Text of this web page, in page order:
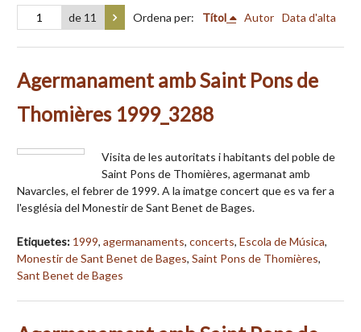
de 11 Ordena per: Títol Autor Data d'alta
Agermanament amb Saint Pons de
Thomières 1999_3288
Visita de les autoritats i habitants del poble de
Saint Pons de Thomières, agermanat amb
Navarcles, el febrer de 1999. A la imatge concert que es va fer a
l'església del Monestir de Sant Benet de Bages.
Etiquetes: 1999, agermanaments, concerts, Escola de Música,
Monestir de Sant Benet de Bages, Saint Pons de Thomières,
Sant Benet de Bages